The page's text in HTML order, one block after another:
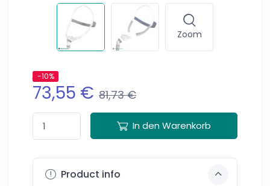
Zoom
-10%
73,55 € 81,73 €
In den Warenkorb
Product info